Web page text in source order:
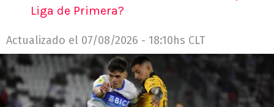
Liga de Primera?
Actualizado el 07/08/2026 - 18:10hs CLT